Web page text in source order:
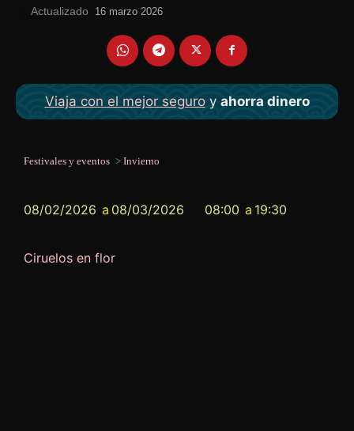
Actualizado 16 marzo 2026
Viaja con el mejor seguroy ahorra dinero
Festivales y eventos > Invierno
08/02/2026 a 08/03/2026 08:00 a 19:30
Ciruelos en flor